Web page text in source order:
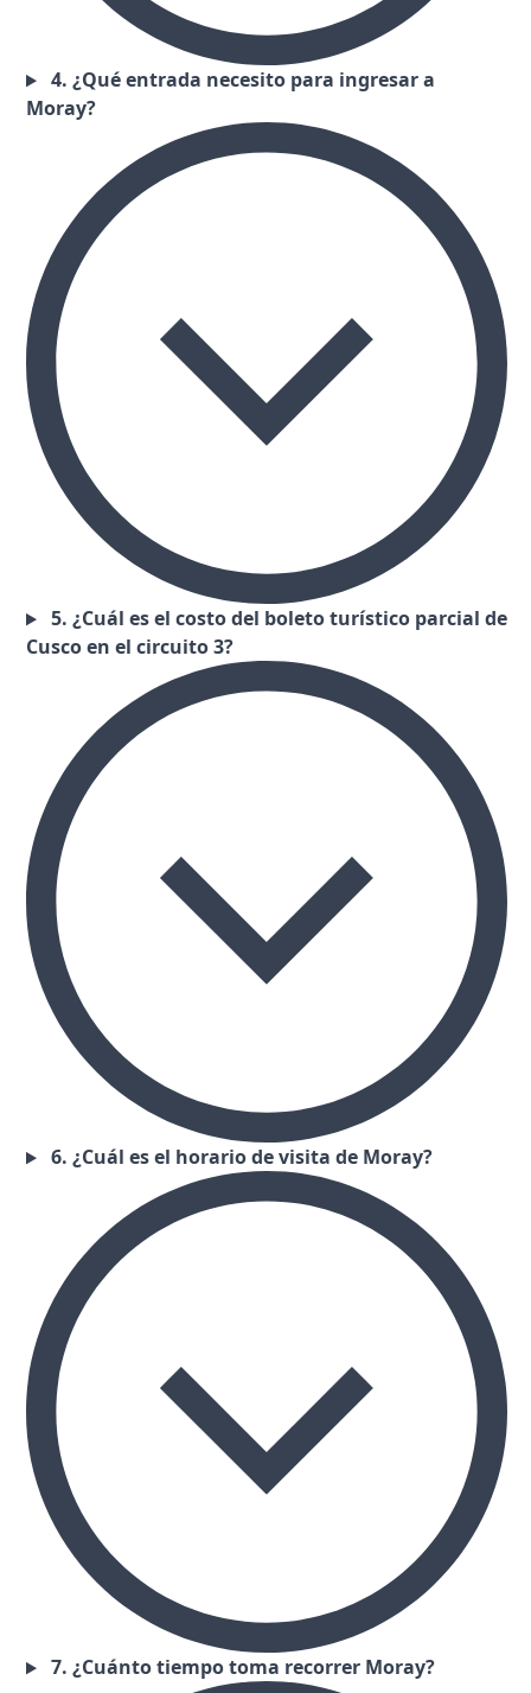
4. ¿Qué entrada necesito para ingresar a
Moray?
5. ¿Cuál es el costo del boleto turístico parcial de
Cusco en el circuito 3?
6. ¿Cuál es el horario de visita de Moray?
7. ¿Cuánto tiempo toma recorrer Moray?